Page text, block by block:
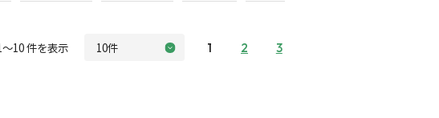
10 件を表示 1 2 3